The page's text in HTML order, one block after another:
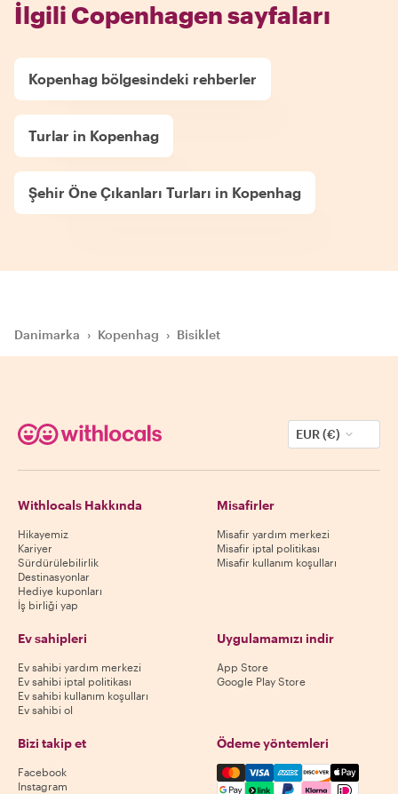
İlgili Copenhagen sayfaları
Kopenhag bölgesindeki rehberler
Turlar in Kopenhag
Şehir Öne Çıkanları Turları in Kopenhag
Danimarka › Kopenhag › Bisiklet
EUR (€)
Withlocals Hakkında
Hikayemiz
Kariyer
Sürdürülebilirlik
Destinasyonlar
Hediye kuponları
İş birliği yap
Misafirler
Misafir yardım merkezi
Misafir iptal politikası
Misafir kullanım koşulları
Ev sahipleri
Ev sahibi yardım merkezi
Ev sahibi iptal politikası
Ev sahibi kullanım koşulları
Ev sahibi ol
Uygulamamızı indir
App Store
Google Play Store
Bizi takip et
Facebook
Instagram
Ödeme yöntemleri
Mastercard, Visa, Amex,